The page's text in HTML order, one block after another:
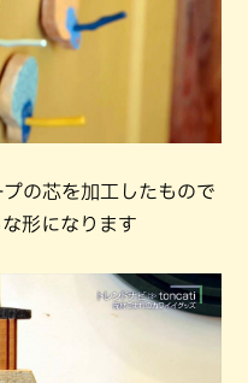
の芯を加工したもので
形になります